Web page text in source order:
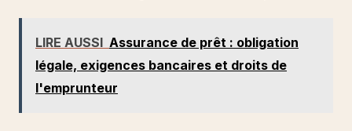
LIRE AUSSI Assurance de prêt : obligation
légale, exigences bancaires et droits de
l'emprunteur